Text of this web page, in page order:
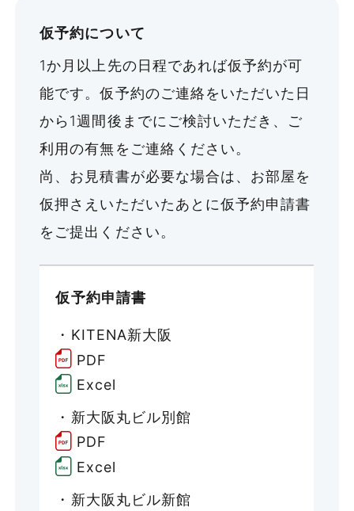
仮予約について
1か月以上先の日程であれば仮予約が可
能です。仮予約のご連絡をいただいた日
から1週間後までにご検討いただき、ご
利用の有無をご連絡ください。
尚、お見積書が必要な場合は、お部屋を
仮押さえいただいたあとに仮予約申請書
をご提出ください。
仮予約申請書
・KITENA新大阪
PDF
Excel
・新大阪丸ビル別館
PDF
Excel
・新大阪丸ビル新館